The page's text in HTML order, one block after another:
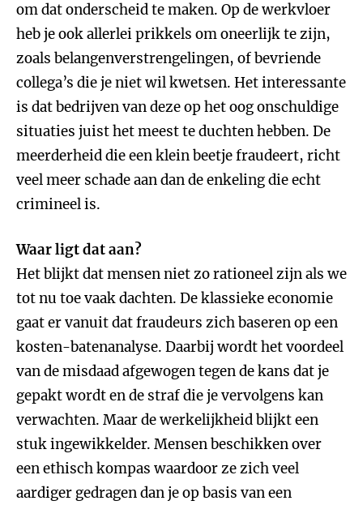
om dat onderscheid te maken. Op de werkvloer
heb je ook allerlei prikkels om oneerlijk te zijn,
zoals belangenverstrengelingen, of bevriende
collega’s die je niet wil kwetsen. Het interessante
is dat bedrijven van deze op het oog onschuldige
situaties juist het meest te duchten hebben. De
meerderheid die een klein beetje fraudeert, richt
veel meer schade aan dan de enkeling die echt
crimineel is.
Waar ligt dat aan?
Het blijkt dat mensen niet zo rationeel zijn als we
tot nu toe vaak dachten. De klassieke economie
gaat er vanuit dat fraudeurs zich baseren op een
kosten-batenanalyse. Daarbij wordt het voordeel
van de misdaad afgewogen tegen de kans dat je
gepakt wordt en de straf die je vervolgens kan
verwachten. Maar de werkelijkheid blijkt een
stuk ingewikkelder. Mensen beschikken over
een ethisch kompas waardoor ze zich veel
aardiger gedragen dan je op basis van een